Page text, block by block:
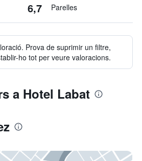
6,7 Parelles
Prova de suprimir un filtre,
ho tot per veure valoracions.
a Hotel Labat